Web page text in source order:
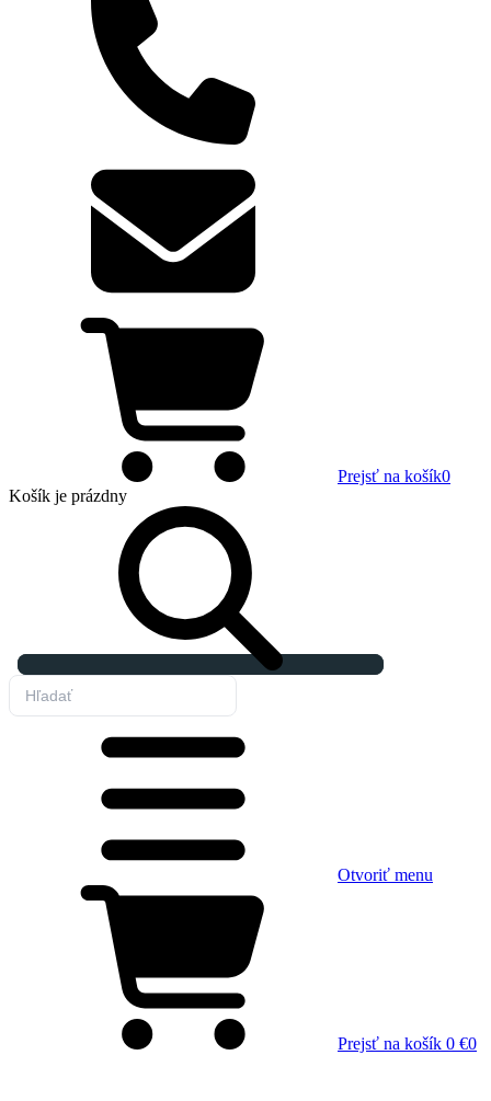
Prejsť na košík0
Košík je prázdny
Otvoriť menu
Prejsť na košík 0 €0